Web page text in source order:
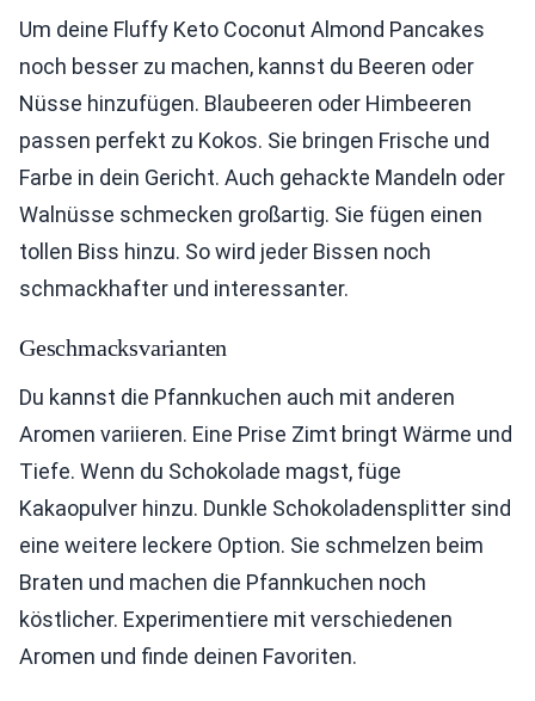
Um deine Fluffy Keto Coconut Almond Pancakes
noch besser zu machen, kannst du Beeren oder
Nüsse hinzufügen. Blaubeeren oder Himbeeren
passen perfekt zu Kokos. Sie bringen Frische und
Farbe in dein Gericht. Auch gehackte Mandeln oder
Walnüsse schmecken großartig. Sie fügen einen
tollen Biss hinzu. So wird jeder Bissen noch
schmackhafter und interessanter.
Geschmacksvarianten
Du kannst die Pfannkuchen auch mit anderen
Aromen variieren. Eine Prise Zimt bringt Wärme und
Tiefe. Wenn du Schokolade magst, füge
Kakaopulver hinzu. Dunkle Schokoladensplitter sind
eine weitere leckere Option. Sie schmelzen beim
Braten und machen die Pfannkuchen noch
köstlicher. Experimentiere mit verschiedenen
Aromen und finde deinen Favoriten.